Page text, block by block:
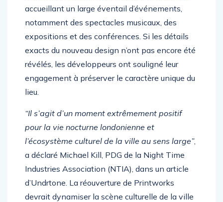
accueillant un large éventail d’événements,
notamment des spectacles musicaux, des
expositions et des conférences. Si les détails
exacts du nouveau design n’ont pas encore été
révélés, les développeurs ont souligné leur
engagement à préserver le caractère unique du
lieu.
“Il s’agit d’un moment extrêmement positif
pour la vie nocturne londonienne et
l’écosystème culturel de la ville au sens large”,
a déclaré Michael Kill, PDG de la Night Time
Industries Association (NTIA), dans un article
d’Undrtone. La réouverture de Printworks
devrait dynamiser la scène culturelle de la ville